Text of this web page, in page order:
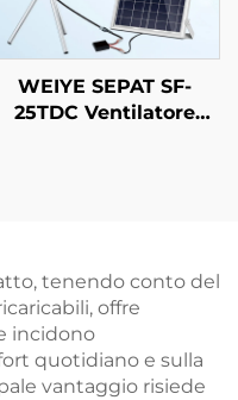
WEIYE SEPAT SF-
25TDC Ventilatore
innovativa per
ambienti aridi
tenendo conto del
offre
incidono
quotidiano e sulla
vantaggio risiede